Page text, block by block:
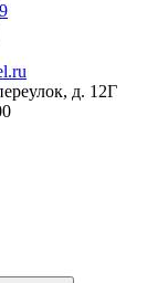
д. 12Г